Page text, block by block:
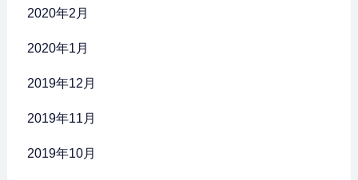
2020年2月
2020年1月
2019年12月
2019年11月
2019年10月